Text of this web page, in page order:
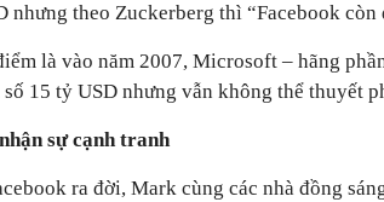
nhưng theo Zuckerberg thì “Facebook còn
là vào năm 2007, Microsoft – hãng
số 15 tỷ USD nhưng vẫn không thể thuyết
sự cạnh tranh
ra đời, Mark cùng các nhà đồng